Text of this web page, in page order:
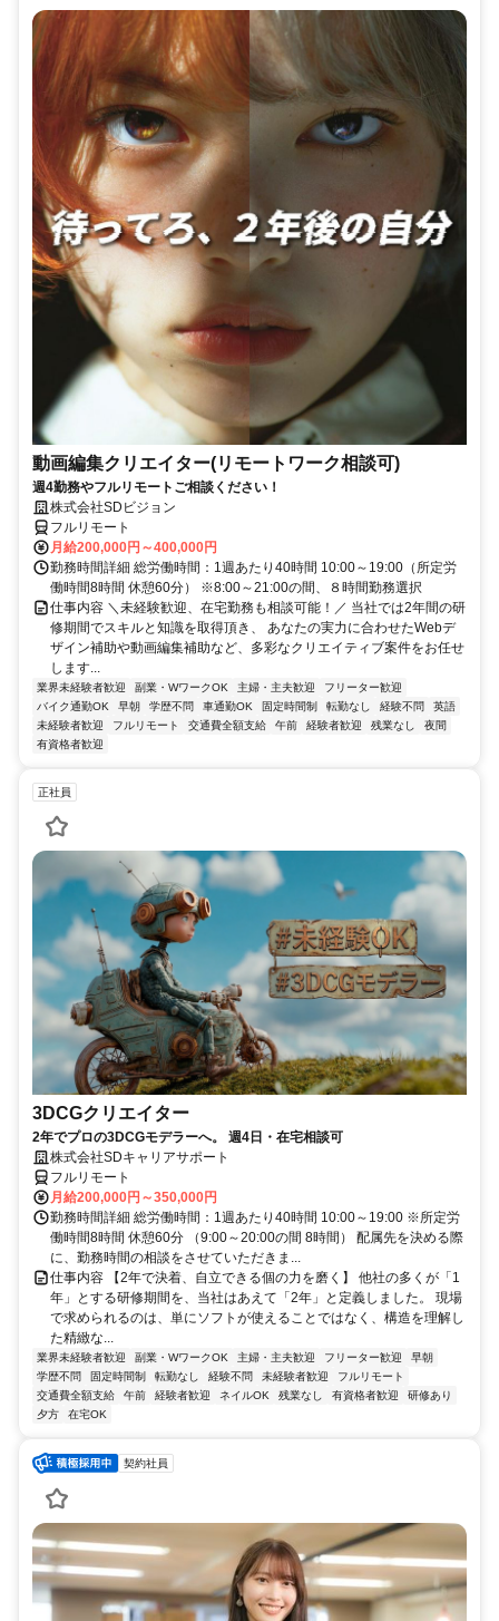
動画編集クリエイター(リモートワーク相談可)
週4勤務やフルリモートご相談ください！
株式会社SDビジョン
フルリモート
月給200,000円～400,000円
勤務時間詳細 総労働時間：1週あたり40時間 10:00～19:00（所定労
働時間8時間 休憩60分） ※8:00～21:00の間、８時間勤務選択
仕事内容 ＼未経験歓迎、在宅勤務も相談可能！／ 当社では2年間の研
修期間でスキルと知識を取得頂き、 あなたの実力に合わせたWebデ
ザイン補助や動画編集補助など、多彩なクリエイティブ案件をお任せ
します...
業界未経験者歓迎 副業・WワークOK 主婦・主夫歓迎
フリーター歓迎
バイク通勤OK
早朝 学歴不問 車通勤OK 固定時間制 転勤なし 経験不問
英語
未経験者歓迎
フルリモート 交通費全額支給 午前 経験者歓迎 残業なし
夜間
有資格者歓迎
正社員
3DCGクリエイター
2年でプロの3DCGモデラーへ。 週4日・在宅相談可
株式会社SDキャリアサポート
フルリモート
月給200,000円～350,000円
勤務時間詳細 総労働時間：1週あたり40時間 10:00～19:00 ※所定労
働時間8時間 休憩60分 （9:00～20:00の間 8時間） 配属先を決める際
に、勤務時間の相談をさせていただきま...
仕事内容 【2年で決着、自立できる個の力を磨く】 他社の多くが「1
年」とする研修期間を、当社はあえて「2年」と定義しました。 現場
で求められるのは、単にソフトが使えることではなく、構造を理解し
た精緻な...
業界未経験者歓迎 副業・WワークOK 主婦・主夫歓迎 フリーター歓迎
早朝
学歴不問
固定時間制 転勤なし 経験不問 未経験者歓迎
フルリモート
交通費全額支給
午前 経験者歓迎 ネイルOK 残業なし 有資格者歓迎
研修あり
夕方
在宅OK
契約社員